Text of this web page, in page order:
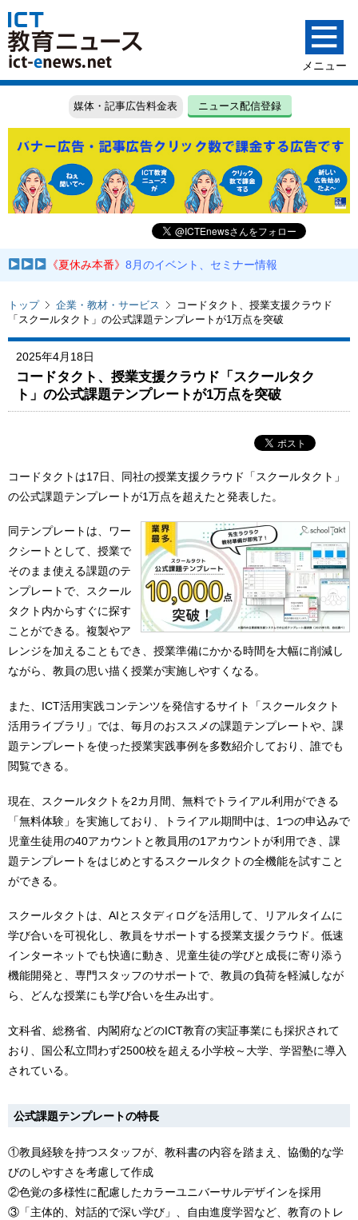
媒体・記事広告料金表 ニュース配信登録
《夏休み本番》8月のイベント、セミナー情報
トップ 企業・教材・サービス
コードタクト、授業支援クラウド
「スクールタクト」の公式課題テンプレートが1万点を突破
2025年4月18日
コードタクト、授業支援クラウド「スクールタク
ト」の公式課題テンプレートが1万点を突破
コードタクトは17日、同社の授業支援クラウド「スクールタクト」
の公式課題テンプレートが1万点を超えたと発表した。
同テンプレートは、ワー
クシートとして、授業で
そのまま使える課題のテ
ンプレートで、スクール
タクト内からすぐに探す
ことができる。複製やア
レンジを加えることもでき、授業準備にかかる時間を大幅に削減し
ながら、教員の思い描く授業が実施しやすくなる。
また、ICT活用実践コンテンツを発信するサイト「スクールタクト
活用ライブラリ」では、毎月のおススメの課題テンプレートや、課
題テンプレートを使った授業実践事例を多数紹介しており、誰でも
閲覧できる。
現在、スクールタクトを2カ月間、無料でトライアル利用ができる
「無料体験」を実施しており、トライアル期間中は、1つの申込みで
児童生徒用の40アカウントと教員用の1アカウントが利用でき、課
題テンプレートをはじめとするスクールタクトの全機能を試すこと
ができる。
スクールタクトは、AIとスタディログを活用して、リアルタイムに
学び合いを可視化し、教員をサポートする授業支援クラウド。低速
インターネットでも快適に動き、児童生徒の学びと成長に寄り添う
機能開発と、専門スタッフのサポートで、教員の負荷を軽減しなが
ら、どんな授業にも学び合いを生み出す。
文科省、総務省、内閣府などのICT教育の実証事業にも採択されて
おり、国公私立問わず2500校を超える小学校～大学、学習塾に導入
されている。
公式課題テンプレートの特長
①教員経験を持つスタッフが、教科書の内容を踏まえ、協働的な学
びのしやすさを考慮して作成
②色覚の多様性に配慮したカラーユニバーサルデザインを採用
③「主体的、対話的で深い学び」、自由進度学習など、教育のトレ